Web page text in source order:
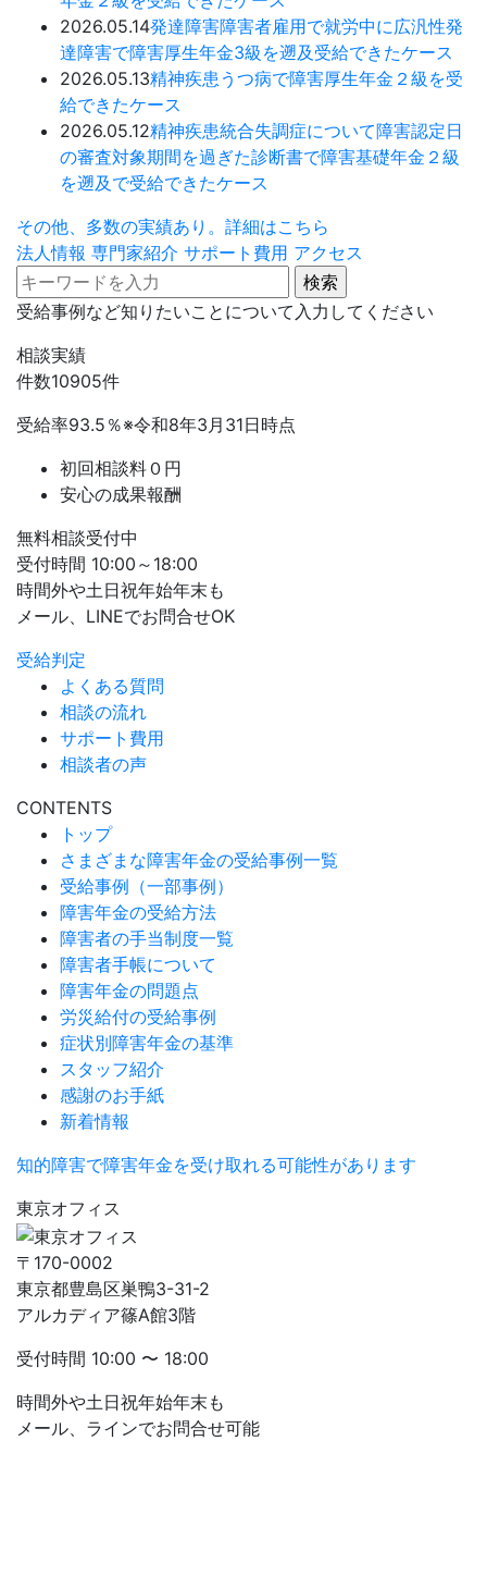
2026.05.14発達障害障害者雇用で就労中に広汎性発
達障害で障害厚生年金3級を遡及受給できたケース
2026.05.13精神疾患 うつ病で障害厚生年金２級を受
給できたケース
2026.05.12精神疾患統合失調症について障害認定日
の審査対象期間を過ぎた診断書で障害基礎年金２級
を遡及で受給できたケース
その他、多数の実績あり。詳細はこちら
法人情報 専門家紹介 サポート費用 アクセス
受給事例など知りたいことについて入力してください
相談実績
件数10905件
受給率93.5 ％※令和8年3月31日時点
初回相談料０円
安心の成果報酬
無料相談受付中
受付時間 10:00～18:00
時間外や土日祝年始年末も
メール、LINEでお問合せOK
受給判定
よくある質問
相談の流れ
サポート費用
相談者の声
CONTENTS
トップ
さまざまな障害年金の受給事例一覧
受給事例（一部事例）
障害年金の受給方法
障害者の手当制度一覧
障害者手帳について
障害年金の問題点
労災給付の受給事例
症状別障害年金の基準
スタッフ紹介
感謝のお手紙
新着情報
知的障害で障害年金を受け取れる可能性があります
東京オフィス
〒170-0002
東京都豊島区巣鴨3-31-2
アルカディア篠A館3階
受付時間 10:00 〜 18:00
時間外や土日祝年始年末も
メール、ラインでお問合せ可能